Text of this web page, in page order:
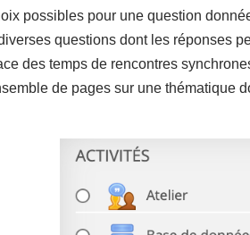
possibles pour une question
questions dont les réponses
des temps de rencontres
de pages sur une thématique